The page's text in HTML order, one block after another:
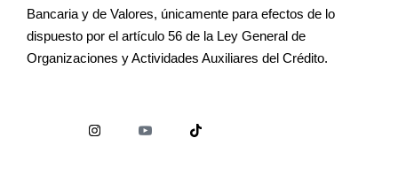
Bancaria y de Valores, únicamente para efectos de lo
dispuesto por el artículo 56 de la Ley General de
Organizaciones y Actividades Auxiliares del Crédito.